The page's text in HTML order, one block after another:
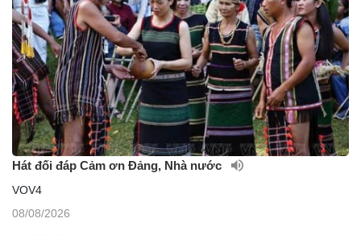
Hát đối đáp Cảm ơn Đảng, Nhà nước
VOV4
08/08/2026